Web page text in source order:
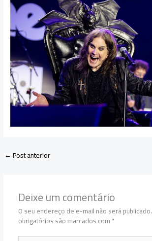
←Post anterior
Deixe um comentário
O seu endereço de e-mail não será publicado.
obrigatórios são marcados com*